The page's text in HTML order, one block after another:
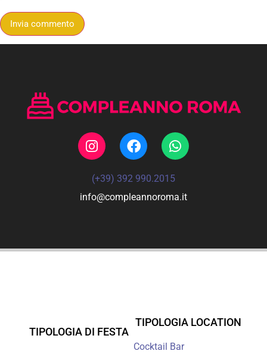
(+39) 392 990.2015
info@compleannoroma.it
TIPOLOGIA DI FESTA
TIPOLOGIA LOCATION
Cocktail Bar